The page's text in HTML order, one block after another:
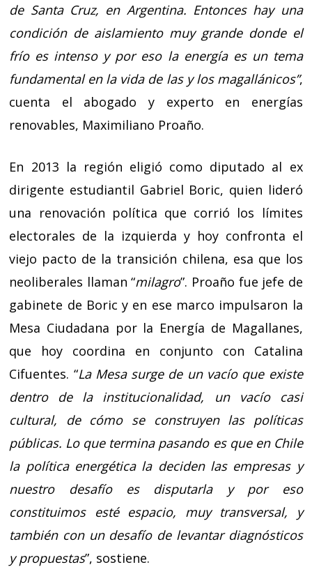
de Santa Cruz, en Argentina. Entonces hay una
condición de aislamiento muy grande donde el
frío es intenso y por eso la energía es un tema
fundamental en la vida de las y los magallánicos”,
cuenta el abogado y experto en energías
renovables, Maximiliano Proaño.
En 2013 la región eligió como diputado al ex
dirigente estudiantil Gabriel Boric, quien lideró
una renovación política que corrió los límites
electorales de la izquierda y hoy confronta el
viejo pacto de la transición chilena, esa que los
neoliberales llaman “milagro”. Proaño fue jefe de
gabinete de Boric y en ese marco impulsaron la
Mesa Ciudadana por la Energía de Magallanes,
que hoy coordina en conjunto con Catalina
Cifuentes. “La Mesa surge de un vacío que existe
dentro de la institucionalidad, un vacío casi
cultural, de cómo se construyen las políticas
públicas. Lo que termina pasando es que en Chile
la política energética la deciden las empresas y
nuestro desafío es disputarla y por eso
constituimos esté espacio, muy transversal, y
también con un desafío de levantar diagnósticos
y propuestas”, sostiene.